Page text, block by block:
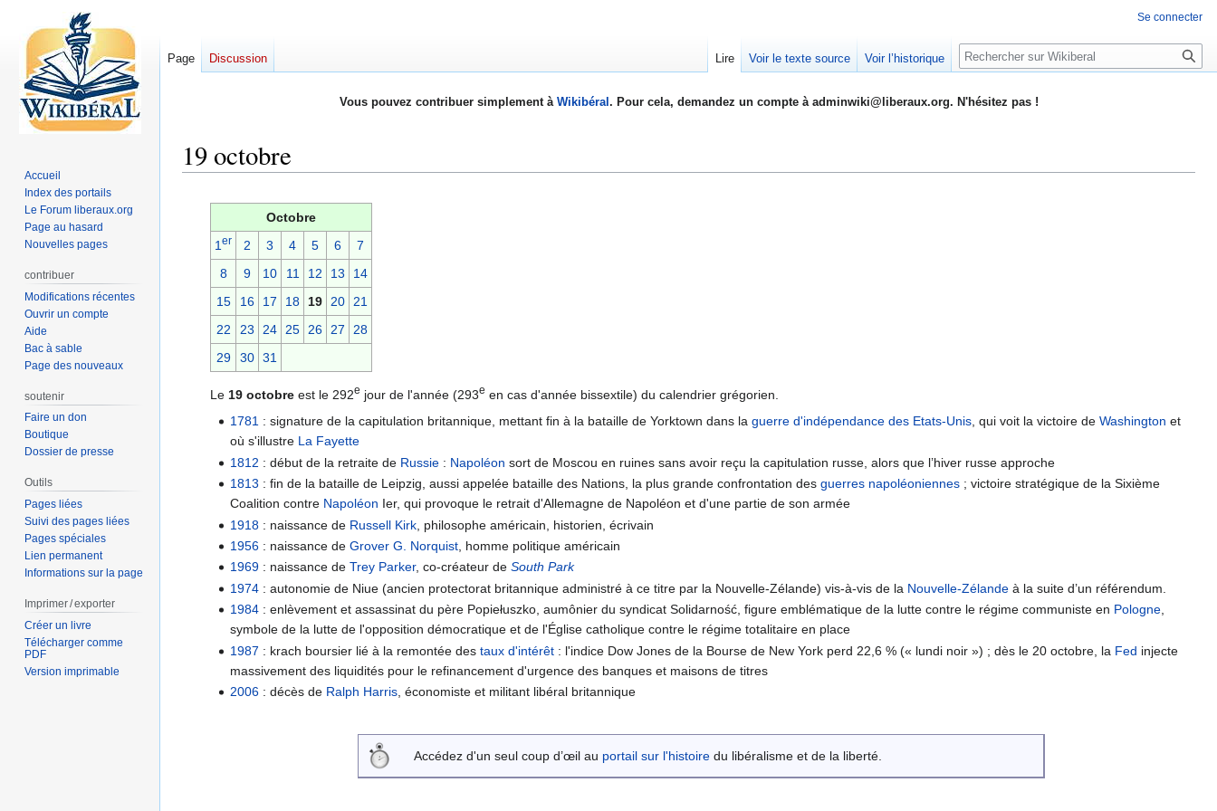
Vous pouvez contribuer simplement à Wikibéral . Pour cela, demandez un compte à adminwiki@liberaux.org. N'hésitez pas !
19 octobre
navigation
recherche
Octobre
1er 2 3 4 5 6
7
8
9 10 11 12 13
14
15
16 17 18 19 20 21
22
23 24 25 26 27
28
29
30 31
Le 19 octobre est le 292e jour de l'année (293e en cas d'année bissextile) du calendrier grégorien.
1781 : signature de la capitulation britannique, mettant fin à la bataille de Yorktown dans laguerre d'indépendance des Etats-Unis, qui voit la victoire deWashington et
où s'illustre La Fayette
1812 : début de la retraite de Russie : Napoléon sort de Moscou en ruines sans avoir reçu la capitulation russe, alors que l’hiver russe approche
1813 : fin de la bataille de Leipzig, aussi appelée bataille des Nations, la plus grande confrontation desguerres napoléoniennes ; victoire stratégique de la Sixième
Coalition contre Napoléon Ier, qui provoque le retrait d'Allemagne de Napoléon et d'une partie de son armée
1918 : naissance de Russell Kirk , philosophe américain, historien, écrivain
1956 : naissance deGrover G. Norquist , homme politique américain
1969 : naissance deTrey Parker, co-créateur deSouth Park
1974 : autonomie de Niue (ancien protectorat britannique administré à ce titre par la Nouvelle-Zélande) vis-à-vis de la Nouvelle-Zélande à la suite d’un référendum.
1984 : enlèvement et assassinat du père Popiełuszko, aumônier du syndicat Solidarność, figure emblématique de la lutte contre le régime communiste en Pologne,
symbole de la lutte de l'opposition démocratique et de l'Église catholique contre le régime totalitaire en place
1987 : krach boursier lié à la remontée destaux d'intérêt : l'indice Dow Jones de la Bourse de New York perd 22,6 % (« lundi noir ») ; dès le 20 octobre, la Fed injecte
massivement des liquidités pour le refinancement d'urgence des banques et maisons de titres
2006 : décès de Ralph Harris , économiste et militant libéral britannique
Accédez d'un seul coup d’œil au portail sur l'histoire du libéralisme et de la liberté.
Se connecter
Page Discussion Lire Voir le texte source Voir l’historique Rechercher
Accueil
Index des portails
Le Forum liberaux.org
Page au hasard
Nouvelles pages
contribuer
Modifications récentes
Ouvrir un compte
Aide
Bac à sable
Page des nouveaux
soutenir
Faire un don
Boutique
Dossier de presse
Outils
Pages liées
Suivi des pages liées
Pages spéciales
Lien permanent
Informations sur la page
Imprimer / exporter
Créer un livre
Télécharger comme
PDF
Version imprimable